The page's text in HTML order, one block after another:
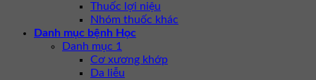
Thuốc lợi niệu
Nhóm thuốc khác
Danh mục bệnh Học
Danh mục 1
Cơ xương khớp
Da liễu